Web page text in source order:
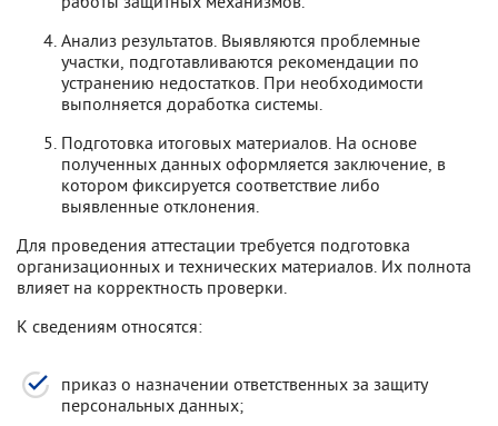
Анализ результатов. Выявляются проблемные
участки, подготавливаются рекомендации по
устранению недостатков. При необходимости
выполняется доработка системы.
Подготовка итоговых материалов. На основе
полученных данных оформляется заключение, в
котором фиксируется соответствие либо
выявленные отклонения.
Для проведения аттестации требуется подготовка
организационных и технических материалов. Их полнота
влияет на корректность проверки.
К сведениям относятся:
приказ о назначении ответственных за защиту
персональных данных;